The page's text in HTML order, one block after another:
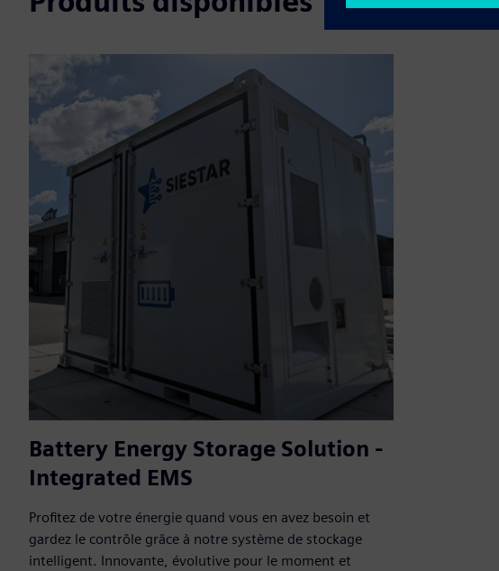
Battery Energy Storage Solution -
Integrated EMS
Profitez de votre énergie quand vous en avez besoin et
gardez le contrôle grâce à notre système de stockage
intelligent. Innovante, évolutive pour le moment et